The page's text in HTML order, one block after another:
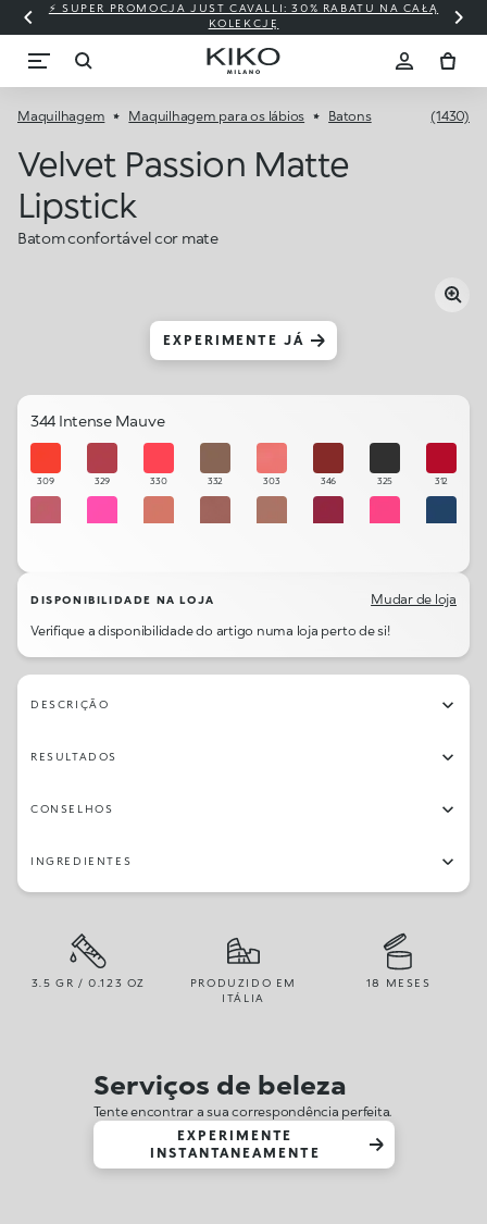
⚡ SUPER PROMOCJA JUST CAVALLI: 30% RABATU NA CAŁĄ
KOLEKCJĘ
Maquilhagem Maquilhagem para os lábios Batons (1430)
Velvet Passion Matte
Lipstick
Batom confortável cor mate
EXPERIMENTE JÁ
344 Intense Mauve
309 329 330 332 303 346 325 312
DISPONIBILIDADE NA LOJA
Mudar de loja
Verifique a disponibilidade do artigo numa loja perto de si!
DESCRIÇÃO
RESULTADOS
CONSELHOS
INGREDIENTES
3.5 GR / 0.123 OZ
PRODUZIDO EM
ITÁLIA
18 MESES
Serviços de beleza
Tente encontrar a sua correspondência perfeita.
EXPERIMENTE
INSTANTANEAMENTE